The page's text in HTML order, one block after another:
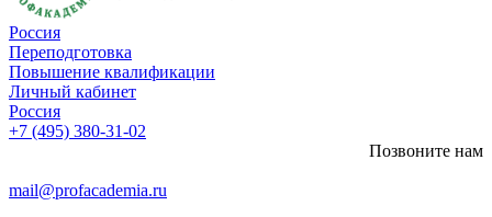
Россия
Переподготовка
Повышение квалификации
Личный кабинет
Россия
+7 (495) 380-31-02
Позвоните нам
mail@profacademia.ru